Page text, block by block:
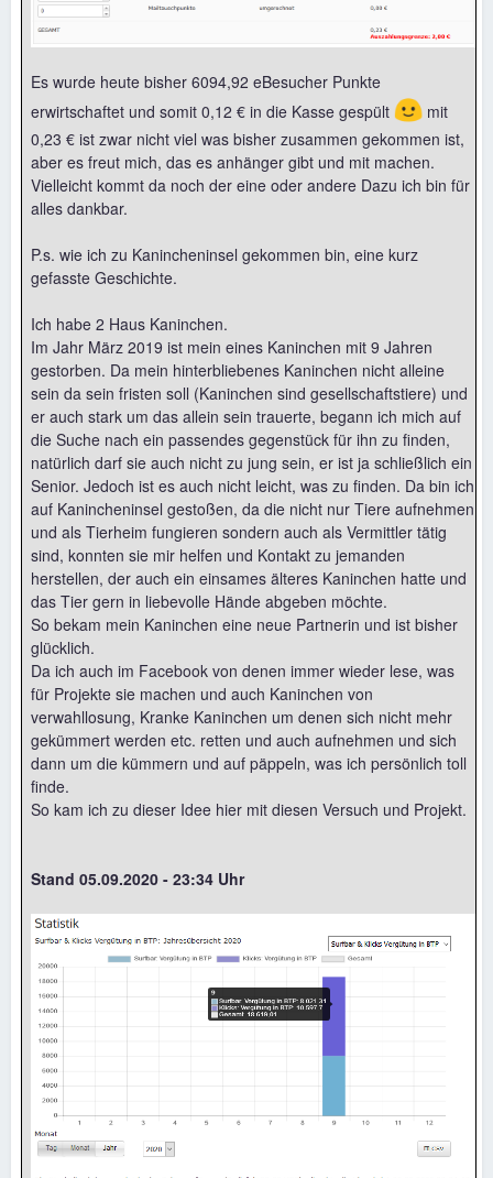
Es wurde heute bisher 6094,92 eBesucher Punkte
erwirtschaftet und somit 0,12 € in die Kasse gespült 🙂 mit
0,23 € ist zwar nicht viel was bisher zusammen gekommen ist,
aber es freut mich, das es anhänger gibt und mit machen.
Vielleicht kommt da noch der eine oder andere Dazu ich bin für
alles dankbar.
P.s. wie ich zu Kanincheninsel gekommen bin, eine kurz
gefasste Geschichte.
Ich habe 2 Haus Kaninchen.
Im Jahr März 2019 ist mein eines Kaninchen mit 9 Jahren
gestorben. Da mein hinterbliebenes Kaninchen nicht alleine
sein da sein fristen soll (Kaninchen sind gesellschaftstiere) und
er auch stark um das allein sein trauerte, begann ich mich auf
die Suche nach ein passendes gegenstück für ihn zu finden,
natürlich darf sie auch nicht zu jung sein, er ist ja schließlich ein
Senior. Jedoch ist es auch nicht leicht, was zu finden. Da bin ich
auf Kanincheninsel gestoßen, da die nicht nur Tiere aufnehmen
und als Tierheim fungieren sondern auch als Vermittler tätig
sind, konnten sie mir helfen und Kontakt zu jemanden
herstellen, der auch ein einsames älteres Kaninchen hatte und
das Tier gern in liebevolle Hände abgeben möchte.
So bekam mein Kaninchen eine neue Partnerin und ist bisher
glücklich.
Da ich auch im Facebook von denen immer wieder lese, was
für Projekte sie machen und auch Kaninchen von
verwahllosung, Kranke Kaninchen um denen sich nicht mehr
gekümmert werden etc. retten und auch aufnehmen und sich
dann um die kümmern und auf päppeln, was ich persönlich toll
finde.
So kam ich zu dieser Idee hier mit diesen Versuch und Projekt.
Stand 05.09.2020 - 23:34 Uhr